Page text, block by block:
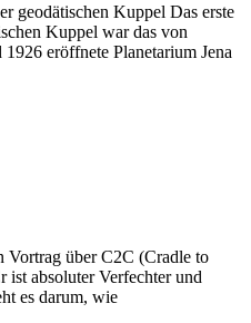
geodätischen Kuppel Das erste
Kuppel war das von
eröffnete Planetarium Jena
Vortrag über C2C (Cradle to
ist absoluter Verfechter und
es darum, wie